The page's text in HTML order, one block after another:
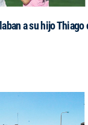
a su hijo Thiago